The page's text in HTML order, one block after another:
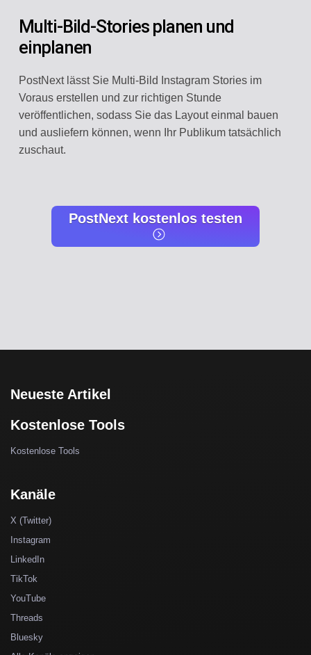
Multi-Bild-Stories planen und
einplanen
PostNext lässt Sie Multi-Bild Instagram Stories im
Voraus erstellen und zur richtigen Stunde
veröffentlichen, sodass Sie das Layout einmal bauen
und ausliefern können, wenn Ihr Publikum tatsächlich
zuschaut.
PostNext kostenlos testen
Neueste Artikel
Kostenlose Tools
Kostenlose Tools
Kanäle
X (Twitter)
Instagram
LinkedIn
TikTok
YouTube
Threads
Bluesky